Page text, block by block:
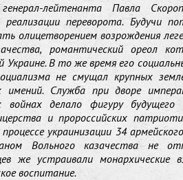
лейтенанта Павла
переворота. Будучи
олицетворением возрождения
романтический ореол
Украине. В то же время его
не смущал крупных
имений. Служба при дворе
войнах делало фигуру
и пророссийских
украинизации 34
Вольного казачества не
же устраивали монархические
воспитание.